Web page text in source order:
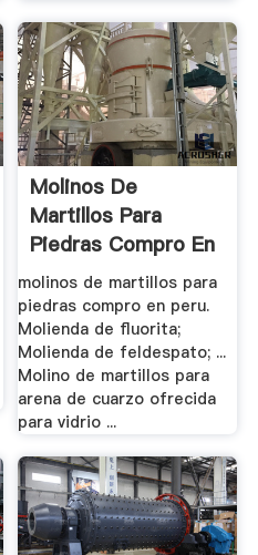
Molinos De
Martillos Para
Piedras Compro En
Peru .
molinos de martillos para
piedras compro en peru.
Molienda de fluorita;
Molienda de feldespato; ...
Molino de martillos para
arena de cuarzo ofrecida
para vidrio ...